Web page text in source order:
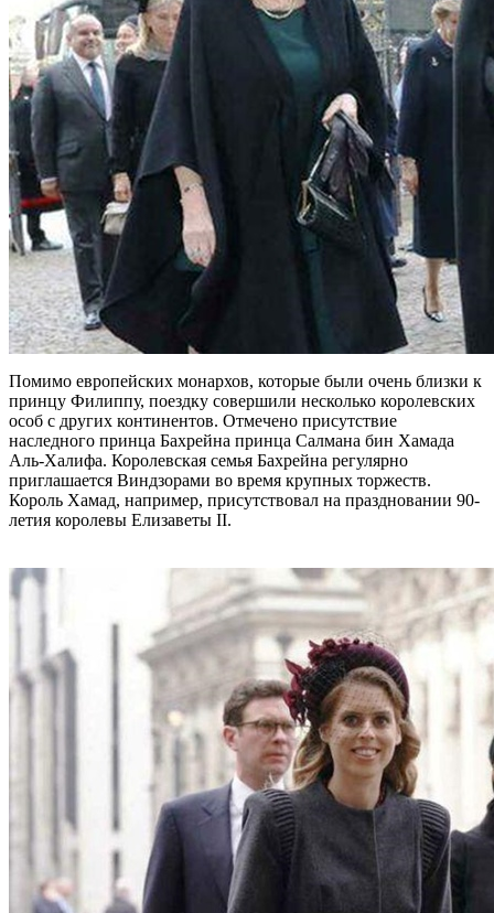
Помимо европейских монархов, которые были очень близки к
принцу Филиппу, поездку совершили несколько королевских
особ с других континентов. Отмечено присутствие
наследного принца Бахрейна принца Салмана бин Хамада
Аль-Халифа. Королевская семья Бахрейна регулярно
приглашается Виндзорами во время крупных торжеств.
Король Хамад, например, присутствовал на праздновании 90-
летия королевы Елизаветы II.